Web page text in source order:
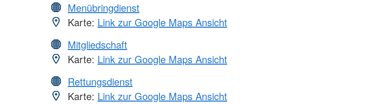
Menübringdienst
Karte: Link zur Google Maps Ansicht
Mitgliedschaft
Karte: Link zur Google Maps Ansicht
Rettungsdienst
Karte: Link zur Google Maps Ansicht